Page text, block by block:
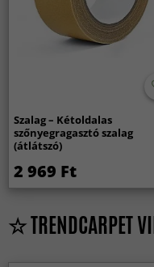
Szalag – Kétoldalas
szőnyegragasztó szalag
(átlátszó)
2 969 Ft
☆ TRENDCARPET